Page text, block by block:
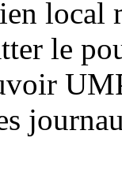
local
le